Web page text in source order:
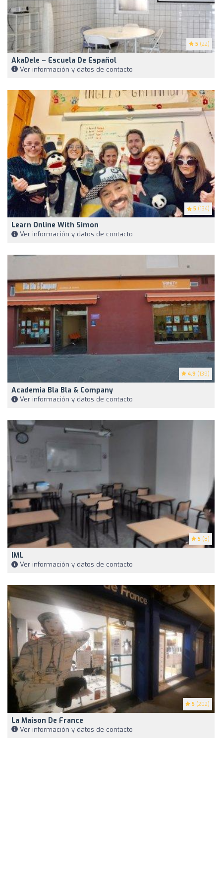
5 (22)
AkaDele – Escuela De Español
Ver información y datos de contacto
5 (134)
Learn Online With Simon
Ver información y datos de contacto
4.9 (139)
Academia Bla Bla & Company
Ver información y datos de contacto
5 (8)
IML
Ver información y datos de contacto
5 (202)
La Maison De France
Ver información y datos de contacto